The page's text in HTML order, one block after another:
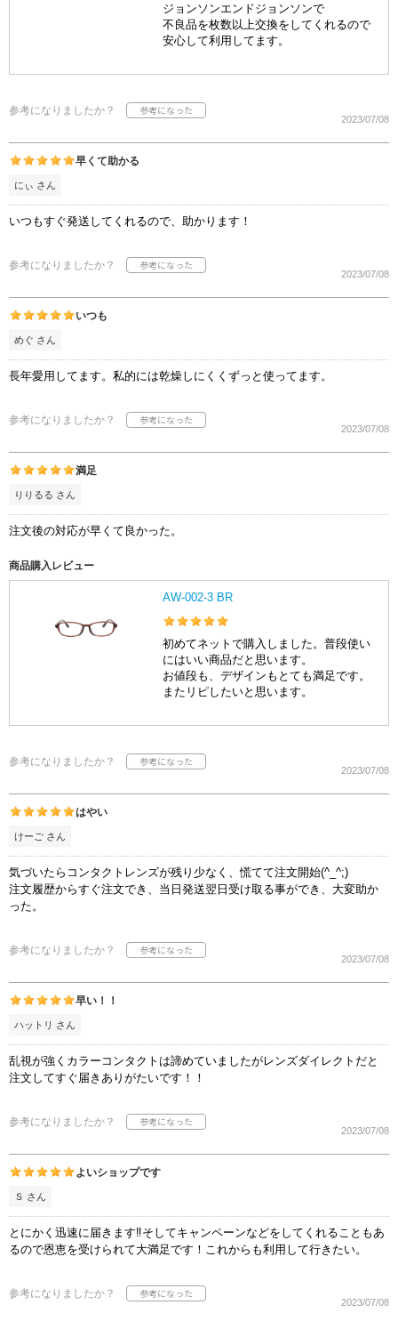
ジョンソンエンドジョンソンで
不良品を枚数以上交換をしてくれるので
安心して利用してます。
参考になりましたか？
2023/07/08
早くて助かる
にぃ さん
いつもすぐ発送してくれるので、助かります！
参考になりましたか？
2023/07/08
いつも
めぐ さん
長年愛用してます。私的には乾燥しにくくずっと使ってます。
参考になりましたか？
2023/07/08
満足
りりるる さん
注文後の対応が早くて良かった。
商品購入レビュー
AW-002-3 BR
初めてネットで購入しました。普段使い
にはいい商品だと思います。
お値段も、デザインもとても満足です。
またリピしたいと思います。
参考になりましたか？
2023/07/08
はやい
けーご さん
気づいたらコンタクトレンズが残り少なく、慌てて注文開始(^_^;)
注文履歴からすぐ注文でき、当日発送翌日受け取る事ができ、大変助か
った。
参考になりましたか？
2023/07/08
早い！！
ハットリ さん
乱視が強くカラーコンタクトは諦めていましたがレンズダイレクトだと
注文してすぐ届きありがたいです！！
参考になりましたか？
2023/07/08
よいショップです
Ｓ さん
とにかく迅速に届きます‼︎そしてキャンペーンなどをしてくれることもあ
るので恩恵を受けられて大満足です！これからも利用して行きたい。
参考になりましたか？
2023/07/08